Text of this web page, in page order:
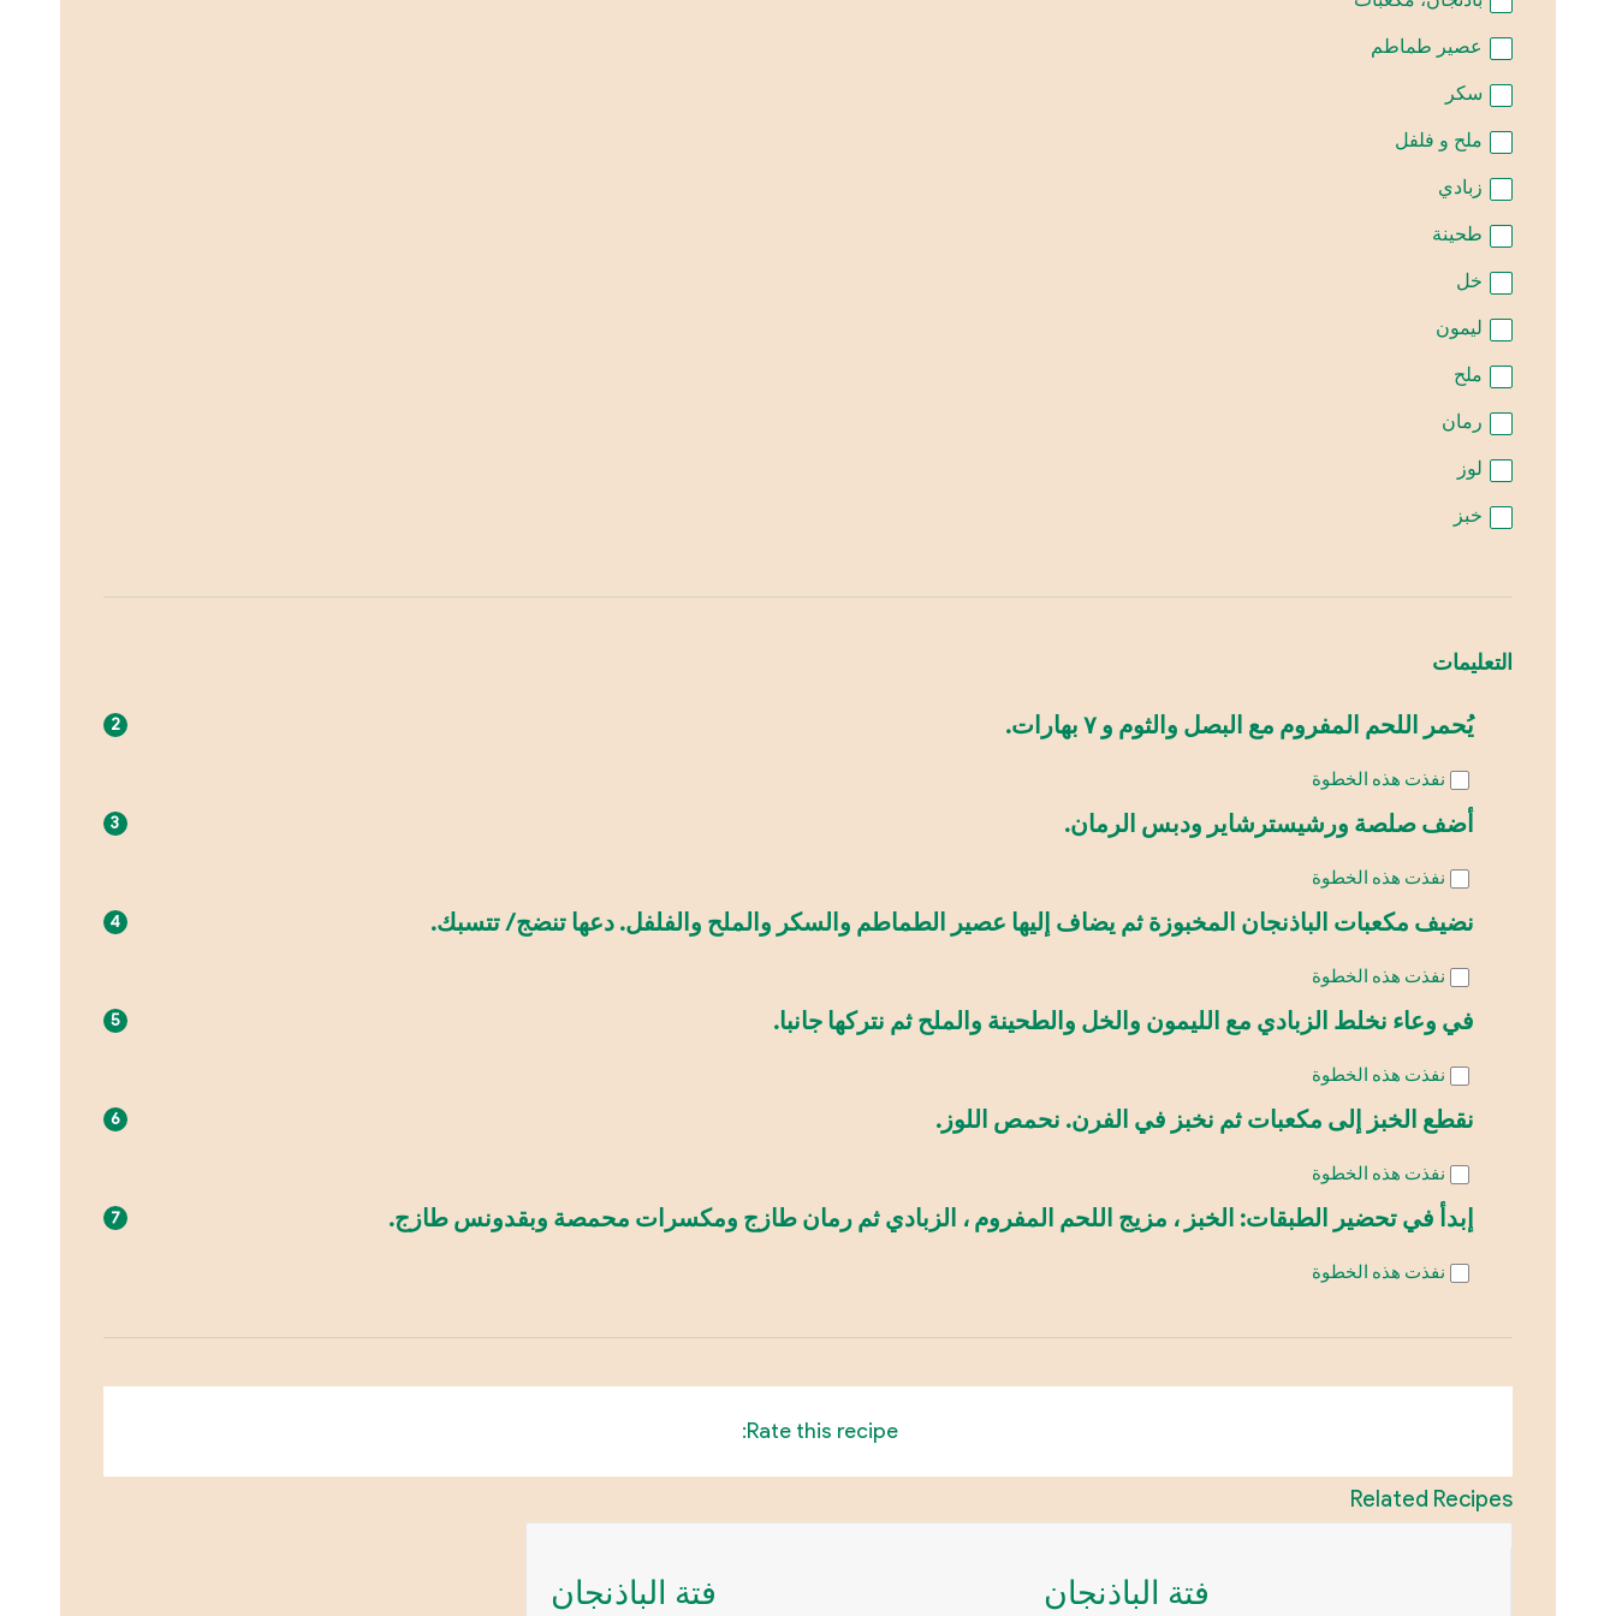
عصير طماطم
سكر
ملح و فلفل
زبادي
طحينة
خل
ليمون
ملح
رمان
لوز
خبز
التعليمات
يُحمر اللحم المفروم مع البصل والثوم و ٧ بهارات.
نفذت هذه الخطوة
أضف صلصة ورشيسترشاير ودبس الرمان.
نفذت هذه الخطوة
نضيف مكعبات الباذنجان المخبوزة ثم يضاف إليها عصير الطماطم والسكر والملح والفلفل. دعها تنضج/ تتسبك.
نفذت هذه الخطوة
في وعاء نخلط الزبادي مع الليمون والخل والطحينة والملح ثم نتركها جانبا.
نفذت هذه الخطوة
نقطع الخبز إلى مكعبات ثم نخبز في الفرن. نحمص اللوز.
نفذت هذه الخطوة
إبدأ في تحضير الطبقات: الخبز ، مزيج اللحم المفروم ، الزبادي ثم رمان طازج ومكسرات محمصة وبقدونس طازج.
نفذت هذه الخطوة
Rate this recipe:
Related Recipes
فتة الباذنجان فتة الباذنجان